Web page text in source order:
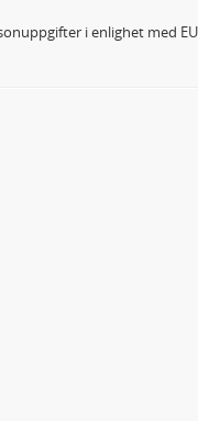
i enlighet med